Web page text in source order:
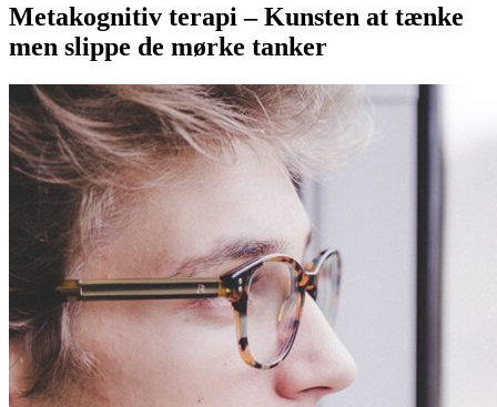
Metakognitiv terapi – Kunsten at tænke
men slippe de mørke tanker